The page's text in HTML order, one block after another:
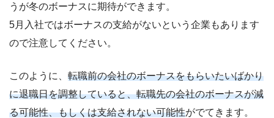
うが冬のボーナスに期待ができます。
5月入社ではボーナスの支給がないという企業もあります
ので注意してください。
このように、 転職前の会社のボーナスをもらいたいばかり
に退職日を調整していると、転職先の会社のボーナスが減
る可能性、もしくは支給されない可能性がでてきます。